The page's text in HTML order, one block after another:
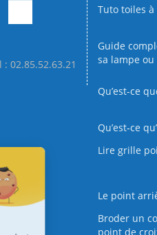
: 02.85.52.63.21
Tuto toiles
Guide
sa lampe ou
Qu’est-ce
Qu’est‑ce
Lire grille
Le point
Broder un
point de